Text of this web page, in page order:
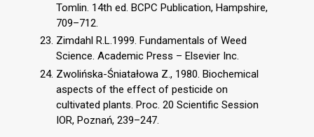
Tomlin. 14th ed. BCPC Publication, Hampshire,
709–712.
Zimdahl R.L.1999. Fundamentals of Weed
Science. Academic Press – Elsevier Inc.
Zwolińska-Śniatałowa Z., 1980. Biochemical
aspects of the effect of pesticide on
cultivated plants. Proc. 20 Scientific Session
IOR, Poznań, 239–247.